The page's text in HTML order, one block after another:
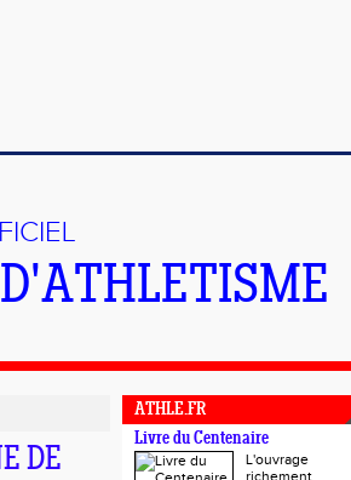
DE
ATHLE.FR
Livre du Centenaire
L'ouvrage
richement